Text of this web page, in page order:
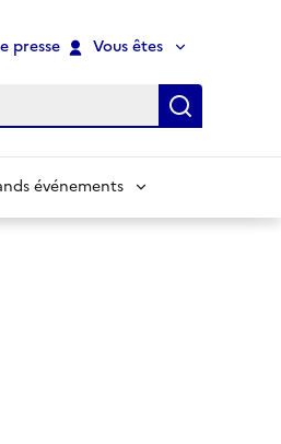
presse Vous êtes
événements